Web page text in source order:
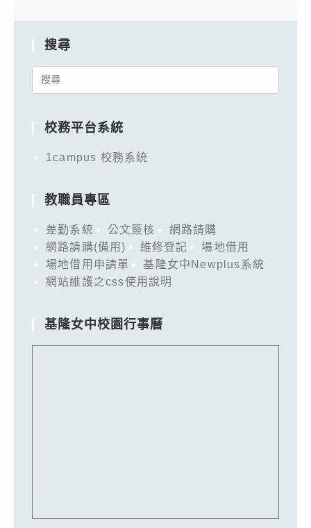
搜尋
Search
校務平台系統
1campus 校務系統
教職員專區
差勤系統 公文簽核
網路請購
網路請購(備用)
維修登記
場地借用
場地借用申請單
基隆女中Newplus系統
網站維護之css使用說明
基隆女中校園行事曆